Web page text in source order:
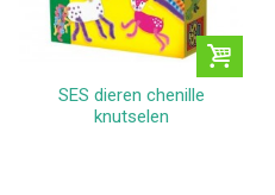
SES dieren chenille
knutselen